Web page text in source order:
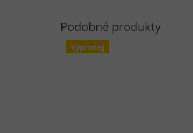
Výprodej